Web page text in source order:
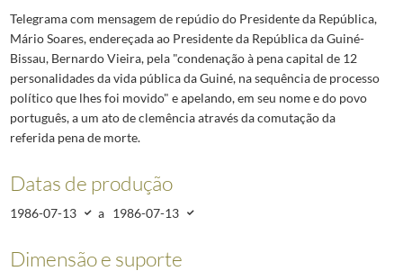
Telegrama com mensagem de repúdio do Presidente da República,
Mário Soares, endereçada ao Presidente da República da Guiné-
Bissau, Bernardo Vieira, pela "condenação à pena capital de 12
personalidades da vida pública da Guiné, na sequência de processo
político que lhes foi movido" e apelando, em seu nome e do povo
português, a um ato de clemência através da comutação da
referida pena de morte.
Datas de produção
1986-07-13 a 1986-07-13
Dimensão e suporte